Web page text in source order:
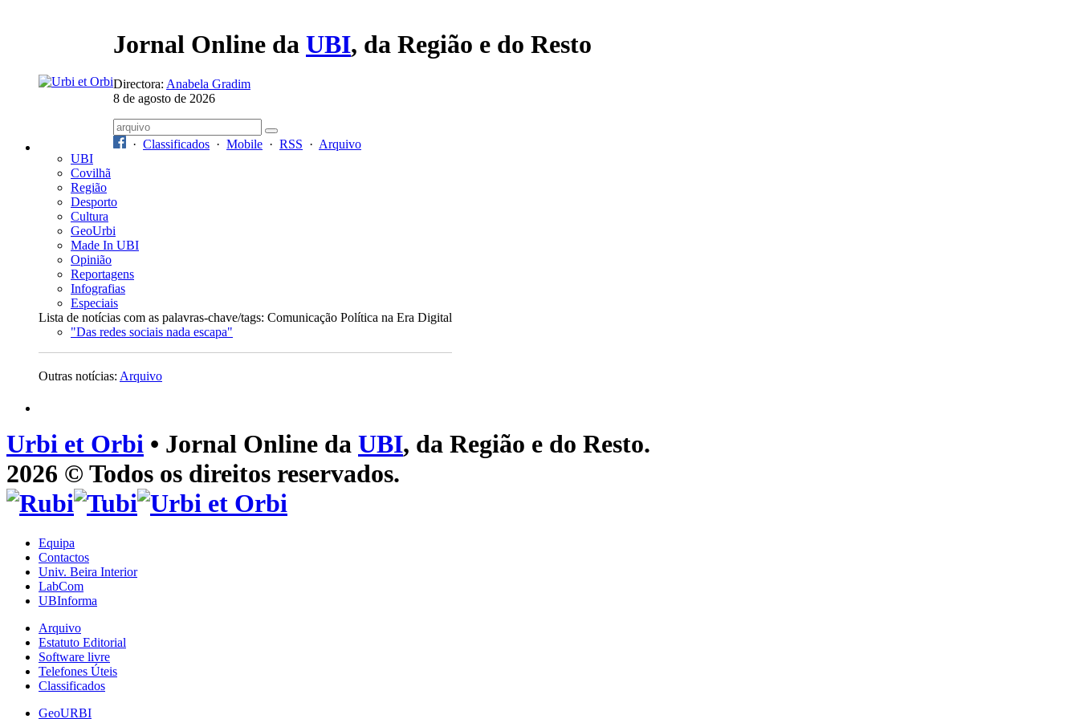
Jornal Online da UBI, da Região e do Resto
Directora: Anabela Gradim
8 de agosto de 2026
· Classificados · Mobile · RSS · Arquivo
UBI
Covilhã
Região
Desporto
Cultura
GeoUrbi
Made In UBI
Opinião
Reportagens
Infografias
Especiais
Lista de notícias com as palavras-chave/tags: Comunicação Política na Era Digital
"Das redes sociais nada escapa"
Outras notícias: Arquivo
Urbi et Orbi • Jornal Online da UBI, da Região e do Resto.
2026 © Todos os direitos reservados.
Equipa
Contactos
Univ. Beira Interior
LabCom
UBInforma
Arquivo
Estatuto Editorial
Software livre
Telefones Úteis
Classificados
GeoURBI